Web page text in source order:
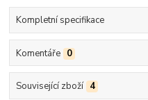
Kompletní specifikace
Komentáře 0
Související zboží 4